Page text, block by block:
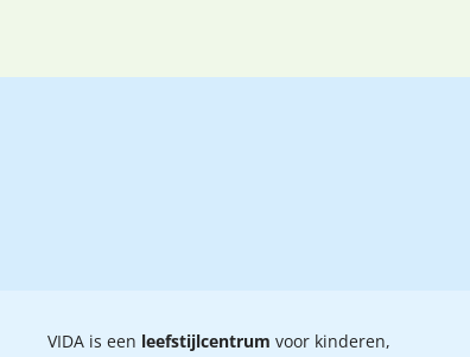
VIDA is een leefstijlcentrum voor kinderen,